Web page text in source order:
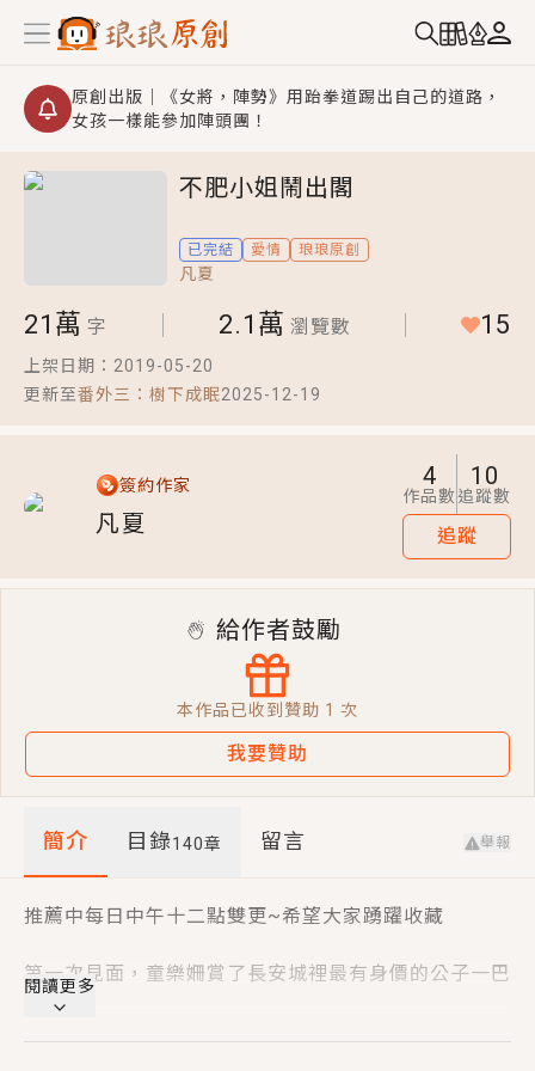
原創出版｜《女將，陣勢》用跆拳道踢出自己的道路，
女孩一樣能參加陣頭團！
資源、專屬服務與獨享福利！
麼？》追妻火葬場！前夫失憶移情別戀，她頭也不回找
新歡，他居然還後悔了？
氣、互相愛慕的兩位少女，今夏最推純愛GL漫畫！
BL｜《費洛蒙中毒》救命！特殊費洛蒙體質世界觀，無
法抗拒的吸引力，已中毒Σ>―(〃°ω°〃)♡→
言情｜《國語推行員》每個人心中都有一個連自己也無
法改變的永恆， 他的一生將不由自主追逐著她……
短劇原著｜《離婚後，禁欲大佬爬墻偷吻小孕妻》坊間
傳聞，顧總沒有太太、不需要情人，卻寵愛著他的私人
穿越｜《穿越遠古後成了野人娘子》你好，一起爬山
嗎？被男友推下山，直接穿越到遠古時代的那種......
不肥小姐鬧出閣
已完結 愛情 琅琅原創
凡夏
21萬 字 2.1萬 瀏覽數 15
上架日期： 2019-05-20
更新至番外三：樹下成眠2025-12-19
簽約作家
凡夏
4
作品數
10
追蹤數
追蹤
簡介 目錄140章 留言 舉報
推薦中每日中午十二點雙更~希望大家踴躍收藏
第一次見面，童樂姍賞了長安城裡最有身價的公子一巴
閱讀更多
給作者鼓勵
本作品已收到贊助 1 次
我要贊助